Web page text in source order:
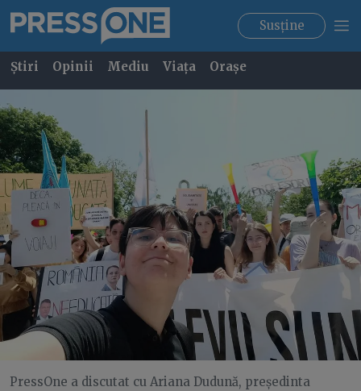
Susține
Știri Opinii Mediu Viața Orașe
PressOne a discutat cu Ariana Dudună, președinta